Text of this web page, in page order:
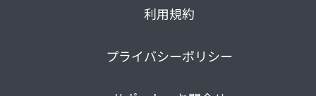
利用規約
プライバシーポリシー